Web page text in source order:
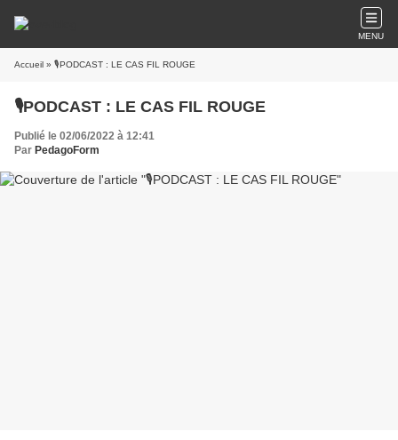
MENU
Accueil » 🎙️PODCAST : LE CAS FIL ROUGE
🎙️PODCAST : LE CAS FIL ROUGE
Publié le 02/06/2022 à 12:41
Par PedagoForm